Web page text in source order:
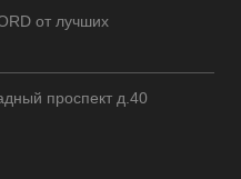
от лучших
проспект д.40